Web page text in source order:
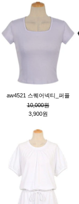
aw4521 스퀘어넥티_퍼플
10,000원
3,900원